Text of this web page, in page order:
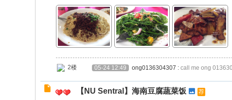
2楼 05-24 12:49 ong0136304307 : call me ong
【NU Sentral】海南豆腐蔬菜饭 荐